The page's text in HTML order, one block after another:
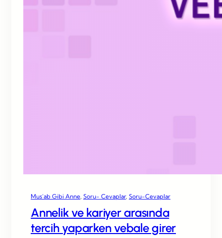
Mus’ab Gibi Anne Soru- Cevaplar, Soru-Cevaplar
Annelik ve kariyer arasında
tercih yaparken vebale girer